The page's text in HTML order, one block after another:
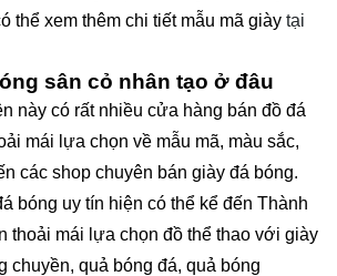
thể xem thêm chi tiết mẫu mã giày tại
sân cỏ nhân tạo ở đâu
này có rất nhiều cửa hàng bán đồ đá
mái lựa chọn về mẫu mã, màu sắc,
các shop chuyên bán giày đá bóng.
bóng uy tín hiện có thể kể đến Thành
thoải mái lựa chọn đồ thể thao với giày
chuyền, quả bóng đá, quả bóng